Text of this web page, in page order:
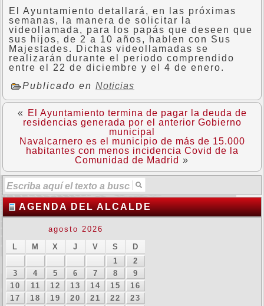
El Ayuntamiento detallará, en las próximas
semanas, la manera de solicitar la
videollamada, para los papás que deseen que
sus hijos, de 2 a 10 años, hablen con Sus
Majestades. Dichas videollamadas se
realizarán durante el periodo comprendido
entre el 22 de diciembre y el 4 de enero.
Publicado en Noticias
«
El Ayuntamiento termina de pagar la deuda de
residencias generada por el anterior Gobierno
municipal
Navalcarnero es el municipio de más de 15.000
habitantes con menos incidencia Covid de la
Comunidad de Madrid »
AGENDA DEL ALCALDE
agosto 2026
L
M X J V S
D
1
2
3
4 5 6 7 8
9
10
11 12 13 14 15
16
17
18 19 20 21 22 23